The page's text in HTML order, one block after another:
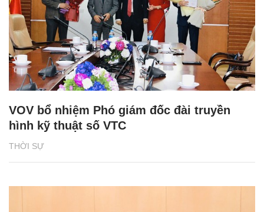
THỜI SỰ
VOV bổ nhiệm Phó giám đốc đài truyền
hình kỹ thuật số VTC